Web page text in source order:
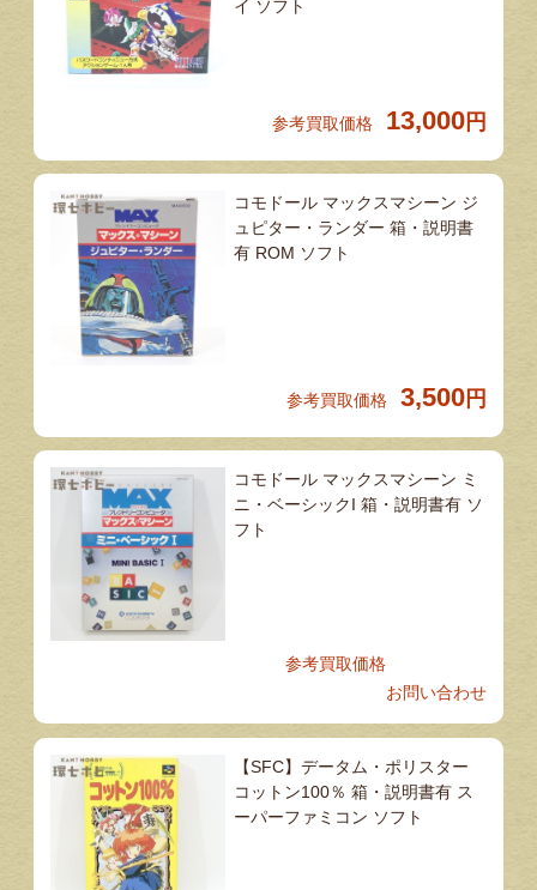
イ ソフト
参考買取価格 13,000 円
コモドール マックスマシーン ジ
ュピター・ランダー 箱・説明書
有 ROM ソフト
参考買取価格 3,500 円
コモドール マックスマシーン ミ
ニ・ベーシックI 箱・説明書有 ソ
フト
参考買取価格
お問い合わせ
【SFC】データム・ポリスター
コットン100％ 箱・説明書有 ス
ーパーファミコン ソフト